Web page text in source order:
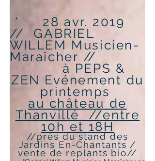
* 28 avr. 2019
// GABRIEL
WILLEM Musicien-
Maraîcher //
à PEPS &
ZEN Evénement du
printemps
au château de
Thanvillé //entre
10h et 18H
//près du stand des
Jardins En-Chantants /
vente de replants bio//